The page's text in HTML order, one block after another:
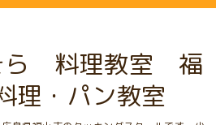
ら 料理教室 福
理・パン教室